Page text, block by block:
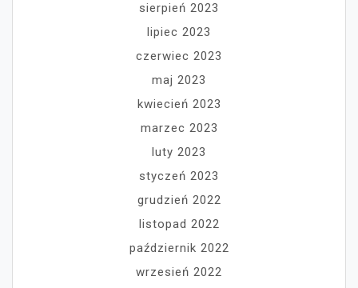
sierpień 2023
lipiec 2023
czerwiec 2023
maj 2023
kwiecień 2023
marzec 2023
luty 2023
styczeń 2023
grudzień 2022
listopad 2022
październik 2022
wrzesień 2022